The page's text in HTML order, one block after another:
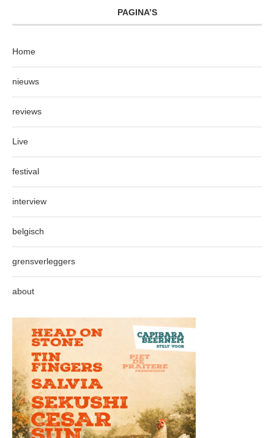
PAGINA’S
Home
nieuws
reviews
Live
festival
interview
belgisch
grensverleggers
about